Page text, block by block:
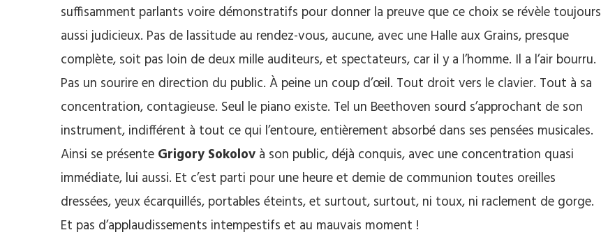
suffisamment parlants voire démonstratifs pour donner la preuve que ce choix se révèle toujours
aussi judicieux. Pas de lassitude au rendez-vous, aucune, avec une Halle aux Grains, presque
complète, soit pas loin de deux mille auditeurs, et spectateurs, car il y a l’homme. Il a l’air bourru.
Pas un sourire en direction du public. À peine un coup d’œil. Tout droit vers le clavier. Tout à sa
concentration, contagieuse. Seul le piano existe. Tel un Beethoven sourd s’approchant de son
instrument, indifférent à tout ce qui l’entoure, entièrement absorbé dans ses pensées musicales.
Ainsi se présente Grigory Sokolov à son public, déjà conquis, avec une concentration quasi
immédiate, lui aussi. Et c’est parti pour une heure et demie de communion toutes oreilles
dressées, yeux écarquillés, portables éteints, et surtout, surtout, ni toux, ni raclement de gorge.
Et pas d’applaudissements intempestifs et au mauvais moment !